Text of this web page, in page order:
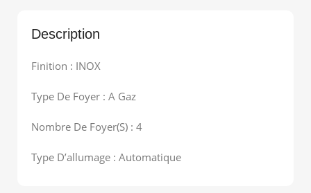
Description
Finition : INOX
Type De Foyer : A Gaz
Nombre De Foyer(S) : 4
Type D’allumage : Automatique